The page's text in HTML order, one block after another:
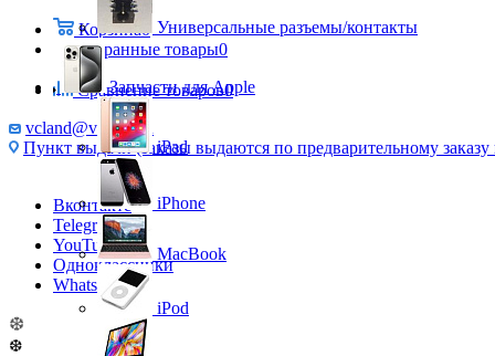
Корзина0
Избранные товары0
Сравнение товаров0
vcland@vcland.ru
Пункт выдачи (заказы выдаются по предварительному заказу
Вконтакте
Telegram
YouTube
Одноклассники
WhatsApp
❆
❆
Универсальные разъемы/контакты
Запчасти для Apple
iPad
iPhone
MacBook
iPod